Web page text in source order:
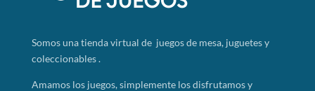
Somosuna tienda virtual de juegos de mesa, juguetes y
coleccionables .
Amamos los juegos, simplemente los disfrutamos y